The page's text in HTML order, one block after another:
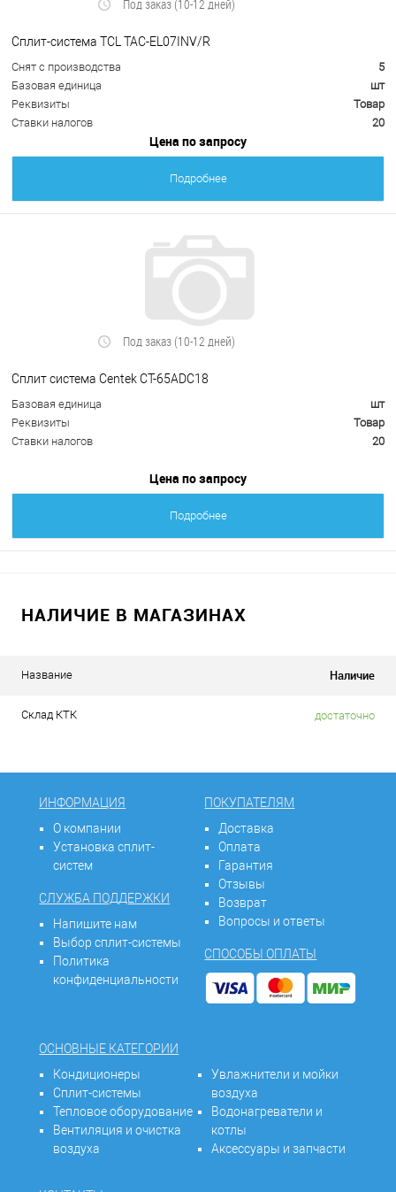
Под заказ (10-12 дней)
Сплит-система TCL TAC-EL07INV/R
Снят с производства
5
Базовая единица
шт
Реквизиты
Товар
Ставки налогов
20
Цена по запросу
Подробнее
Под заказ (10-12 дней)
Сплит система Centek CT-65ADC18
Базовая единица
шт
Реквизиты
Товар
Ставки налогов
20
Цена по запросу
Подробнее
НАЛИЧИЕ В МАГАЗИНАХ
Название Наличие
Склад КТК достаточно
ИНФОРМАЦИЯ
О компании
Установка сплит-
систем
СЛУЖБА ПОДДЕРЖКИ
Напишите нам
Выбор сплит-системы
Политика
конфиденциальности
ПОКУПАТЕЛЯМ
Доставка
Оплата
Гарантия
Отзывы
Возврат
Вопросы и ответы
СПОСОБЫ ОПЛАТЫ
ОСНОВНЫЕ КАТЕГОРИИ
Кондиционеры
Сплит-системы
Тепловое оборудование
Вентиляция и очистка
воздуха
Увлажнители и мойки
воздуха
Водонагреватели и
котлы
Аксессуары и запчасти